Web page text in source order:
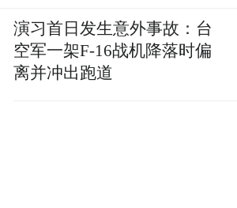
演习首日发生意外事故：台
空军一架F-16战机降落时偏
离并冲出跑道